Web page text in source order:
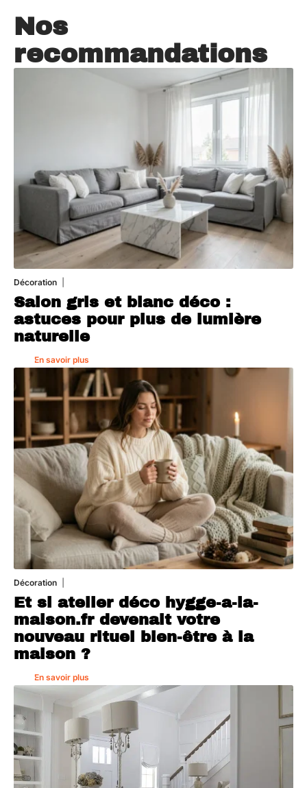
Nos
recommandations
Décoration
Salon gris et blanc déco :
astuces pour plus de lumière
naturelle
En savoir plus
Décoration
Et si atelier déco hygge-a-la-
maison.fr devenait votre
nouveau rituel bien-être à la
maison ?
En savoir plus